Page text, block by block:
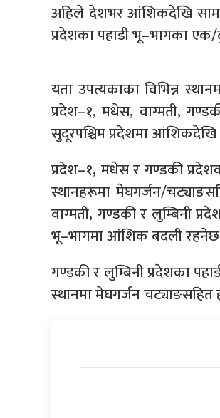
अहिले देशभर आंशिकदेखि
प्रदेशका पहाडी भू–भागका
यता उपत्यकाका विभिन्न
प्रदेश–१, मधेस, वाग्मती,
सुदूरपश्चिम प्रदेशमा
प्रदेश–१, मधेस र गण्डकी
स्थानहरूमा मेघगर्जन/
वाग्मती, गण्डकी र लुम्बिनी
भू–भागमा आंशिक बदली रहनेछ
गण्डकी र लुम्बिनी प्रदेशका
स्थानमा मेघगर्जन